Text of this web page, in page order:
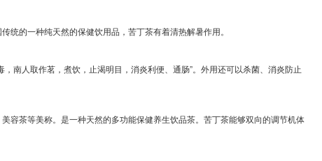
统的一种纯天然的保健饮用品，苦丁茶有着清热解暑作用。
南人取作茗，煮饮，止渴明目，消炎利便、通肠”。外用还可以杀菌、消炎防止
容茶等美称。是一种天然的多功能保健养生饮品茶。苦丁茶能够双向的调节机体